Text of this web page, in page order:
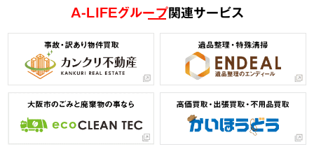
A-LIFEグループ関連サービス